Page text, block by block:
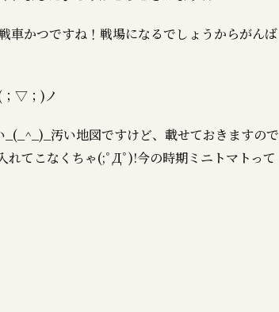
車かつですね！戦場になるでしょうからがんば
；▽；)ノ
汚い地図ですけど、載せておきますので
てこなくちゃ(;ﾟДﾟ)!今の時期ミニトマトって